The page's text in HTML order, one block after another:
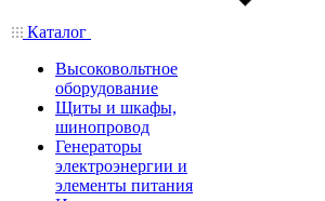
Каталог
Высоковольтное
оборудование
Щиты и шкафы,
шинопровод
Генераторы
электроэнергии и
элементы питания